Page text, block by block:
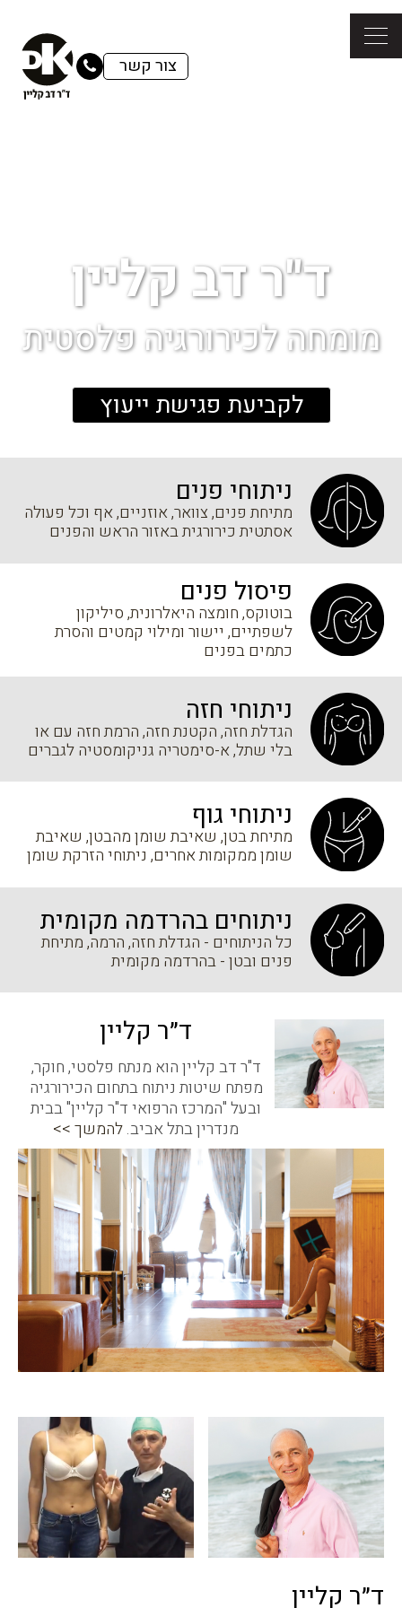
צור קשר
ד"ר דב קליין
מומחה לכירורגיה פלסטית
לקביעת פגישת ייעוץ
ניתוחי פנים
מתיחת פנים, צוואר, אוזניים, אף וכל פעולה
אסתטית כירורגית באזור הראש והפנים
פיסול פנים
בוטוקס, חומצה היאלרונית, סיליקון
לשפתיים, יישור ומילוי קמטים והסרת
כתמים בפנים
ניתוחי חזה
הגדלת חזה, הקטנת חזה, הרמת חזה עם או
בלי שתל, א-סימטריה גניקומסטיה לגברים
ניתוחי גוף
מתיחת בטן, שאיבת שומן מהבטן, שאיבת
שומן ממקומות אחרים, ניתוחי הזרקת שומן
ניתוחים בהרדמה מקומית
כל הניתוחים - הגדלת חזה, הרמה, מתיחת
פנים ובטן - בהרדמה מקומית
ד״ר קליין
ד"ר דב קליין הוא מנתח פלסטי, חוקר,
מפתח שיטות ניתוח בתחום הכירורגיה
ובעל"המרכז הרפואי ד"ר קליין" בבית
מנדרין בתל אביב.להמשך >>
ד״ר קליין